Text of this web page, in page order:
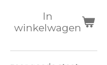
In
winkelwagen